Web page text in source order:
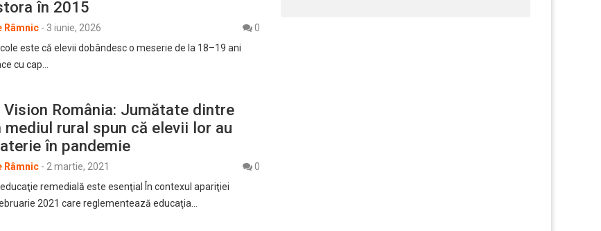
în 2015
Râmnic - 3 iunie, 2026
0
este că elevii dobândesc o meserie de la 18–19 ani
cu cap…
Vision România: Jumătate dintre
rural spun că elevii lor au
în pandemie
Râmnic - 2 martie, 2021
0
remedială este esenţial În contexul apariţiei
2021 care reglementează educaţia…